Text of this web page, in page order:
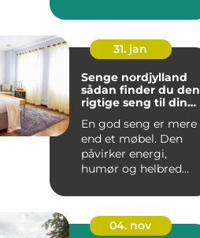
de...
31. jan
Senge nordjylland
sådan finder du den
rigtige seng til din
En god seng er mere
end et møbel. Den
påvirker energi,
humør og helbred
Mange nordj...
04. nov